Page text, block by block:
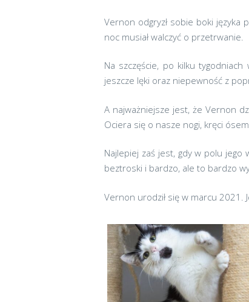
Vernon odgryzł sobie boki języka
noc musiał walczyć o przetrwanie.
Na szczęście, po kilku
jeszcze lęki oraz niepewność z
A najważniejsze jest, że Vernon
Ociera się o nasze nogi, kręci
Najlepiej zaś jest, gdy w polu jego
beztroski i bardzo, ale to bardzo
Vernon urodził się w marcu 2021.